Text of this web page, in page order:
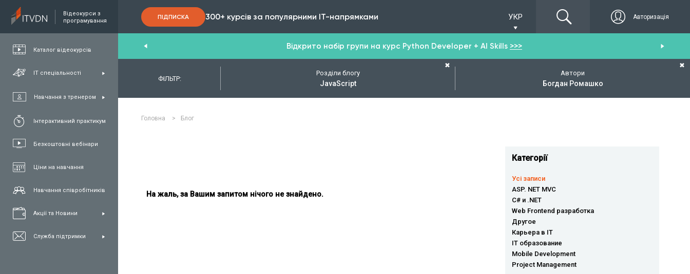
Відеокурси з
програмування
Каталог відеокурсів
ІТ спеціальності
Навчання з тренером
Інтерактивний практикум
Безкоштовні вебінари
Ціни на навчання
Навчання співробітників
Акції та Новини
Служба підтримки
ПІДПИСКА 300+ курсів за популярними IT-напрямками УКР Авторизація
FullStack C#/.NET Java Відкрито набір групи на курс Python Developer + AI Skills >>>
ФІЛЬТР:
Розділи блогу
JavaScript
✖
Автори
Богдан Ромашко
✖
Головна > Блог
На жаль, за Вашим запитом нічого не знайдено.
Категорії
Усі записи
ASP. NET MVC
C# и .NET
Web Frontend разработка
Другое
Карьера в IT
IT образование
Mobile Development
Project Management